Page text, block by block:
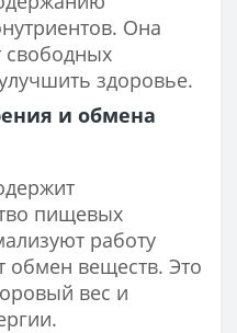
Она
здоровье.
и обмена
пищевых
работу
веществ. Это
вес и